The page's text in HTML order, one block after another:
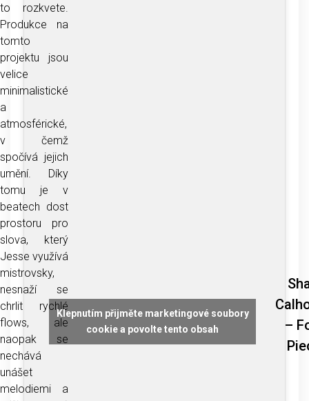
to rozkvete.
Produkce na
tomto
projektu jsou
velice
minimalistické
a
atmosférické,
v čemž
spočívá jejich
umění. Díky
tomu je v
beatech dost
prostoru pro
slova, který
Jesse využívá
mistrovsky,
nesnaží se
chrlit rychlé
flows, ale
naopak se
nechává
unášet
melodiemi a
–
Klepnutím přijměte marketingové soubory
cookie a povolte tento obsah